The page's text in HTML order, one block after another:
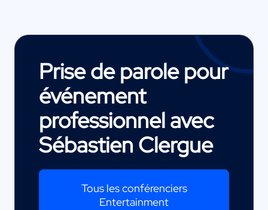
Prise de parole pour
événement
professionnel avec
Sébastien Clergue
Tous les conférenciers
Entertainment